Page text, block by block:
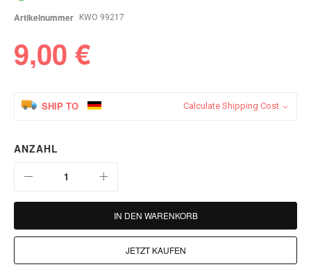
Artikelnummer
KWO 99217
9,00 €
SHIP TO Calculate Shipping Cost
ANZAHL
IN DEN WARENKORB
JETZT KAUFEN